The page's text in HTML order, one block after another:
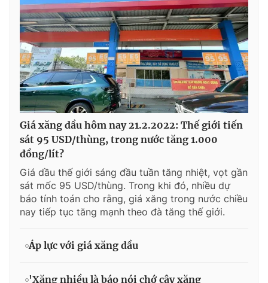
Giá xăng dầu hôm nay 21.2.2022: Thế giới tiến
sát 95 USD/thùng, trong nước tăng 1.000
đồng/lít?
Giá dầu thế giới sáng đầu tuần tăng nhiệt, vọt gần
sát mốc 95 USD/thùng. Trong khi đó, nhiều dự
báo tính toán cho rằng, giá xăng trong nước chiều
nay tiếp tục tăng mạnh theo đà tăng thế giới.
Áp lực với giá xăng dầu
'Xăng nhiều là báo nói chớ cây xăng